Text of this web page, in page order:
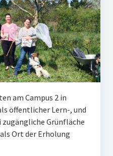
am Campus 2 in
öffentlicher Lern-, und
Grünfläche
Ort der Erholung